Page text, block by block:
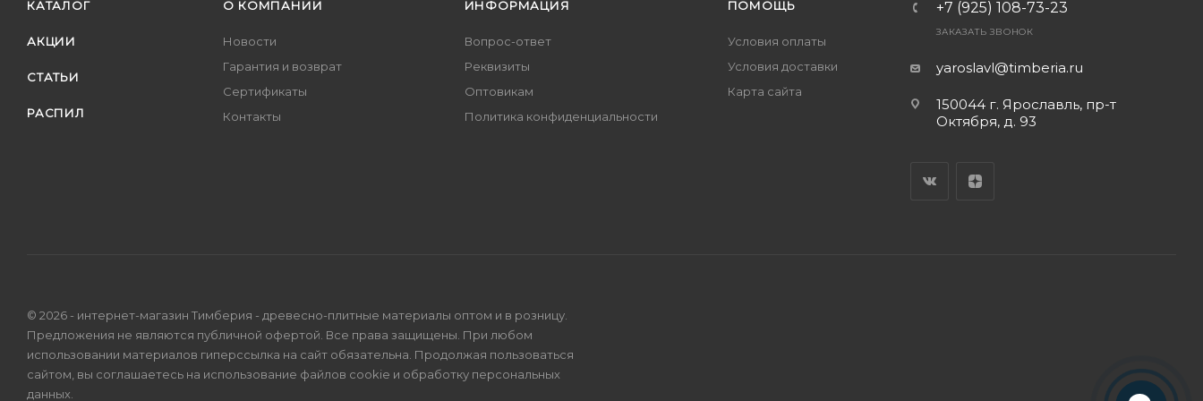
КАТАЛОГ
АКЦИИ
СТАТЬИ
РАСПИЛ
О КОМПАНИИ
Новости
Гарантия и возврат
Сертификаты
Контакты
ИНФОРМАЦИЯ
Вопрос-ответ
Реквизиты
Оптовикам
Политика конфиденциальности
ПОМОЩЬ
Условия оплаты
Условия доставки
Карта сайта
+7 (925) 108-73-23
ЗАКАЗАТЬ ЗВОНОК
yaroslavl@timberia.ru
150044 г. Ярославль, пр-т
Октября, д. 93
© 2026 - интернет-магазин Тимберия - древесно-плитные материалы оптом и в розницу.
Предложения не являются публичной офертой. Все права защищены. При любом
использовании материалов гиперссылка на сайт обязательна. Продолжая пользоваться
сайтом, вы соглашаетесь на использование файлов cookie и обработку персональных
данных